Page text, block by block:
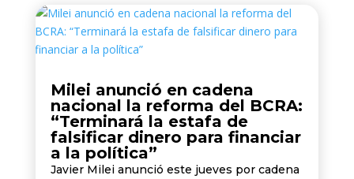
Milei anunció en cadena
nacional la reforma del BCRA:
“Terminará la estafa de
falsificar dinero para financiar
a la política”
Javier Milei anunció este jueves por cadena